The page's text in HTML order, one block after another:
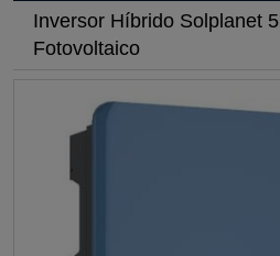
Inversor Híbrido Solplanet
Fotovoltaico